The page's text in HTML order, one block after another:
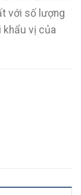
với số lượng
khẩu vị của